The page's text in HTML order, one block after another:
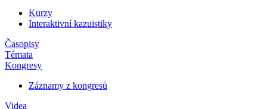
Kurzy
Interaktivní kazuistiky
Časopisy
Témata
Kongresy
Záznamy z kongresů
Videa